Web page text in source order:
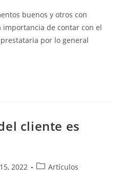
buenos y otros con
importancia de contar con el
por lo general
cliente es
2022 Artículos